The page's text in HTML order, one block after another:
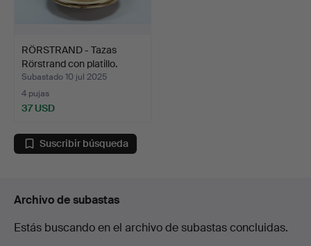
RÖRSTRAND - Tazas
Rörstrand con platillo.
Subastado 10 jul 2025
4 pujas
37 USD
Suscribir búsqueda
Archivo de subastas
Estás buscando en el archivo de subastas concluidas.